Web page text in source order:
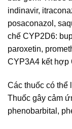
indinavir,
posaconazol,
chế CYP2D6:
paroxetin,
CYP3A4 kết hợp
Các thuốc có thể
Thuốc gây cảm
phenobarbital,